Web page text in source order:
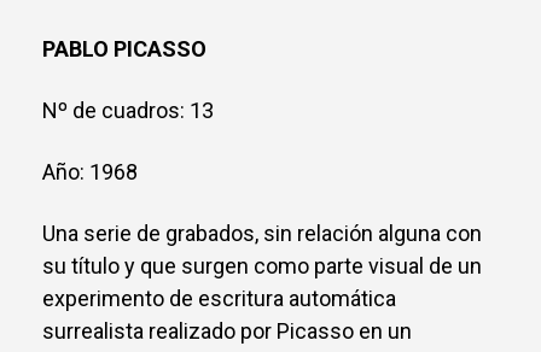
PABLO PICASSO
Nº de cuadros: 13
Año: 1968
Una serie de grabados, sin relación alguna con
su título y que surgen como parte visual de un
experimento de escritura automática
surrealista realizado por Picasso en un